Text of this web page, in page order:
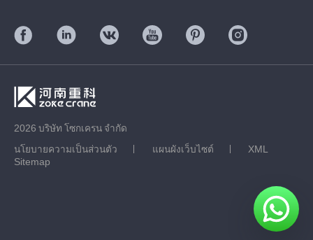
2026 บริษัท โซกเครน จำกัด
นโยบายความเป็นส่วนตัว
แผนผังเว็บไซต์
XML
Sitemap